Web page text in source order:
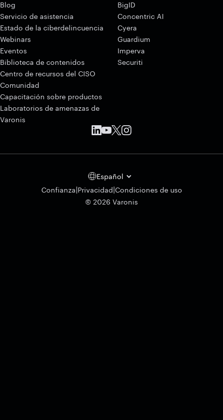
Blog
Servicio de asistencia
Estado de la ciberdelincuencia
Webinars
Eventos
Biblioteca de contenidos
Centro de recursos del CISO
Comunidad
Capacitación sobre productos
Laboratorios de amenazas de
Varonis
BigID
Concentric AI
Cyera
Guardium
Imperva
Securiti
Español
Confianza|Privacidad|Condiciones de uso
© 2026 Varonis